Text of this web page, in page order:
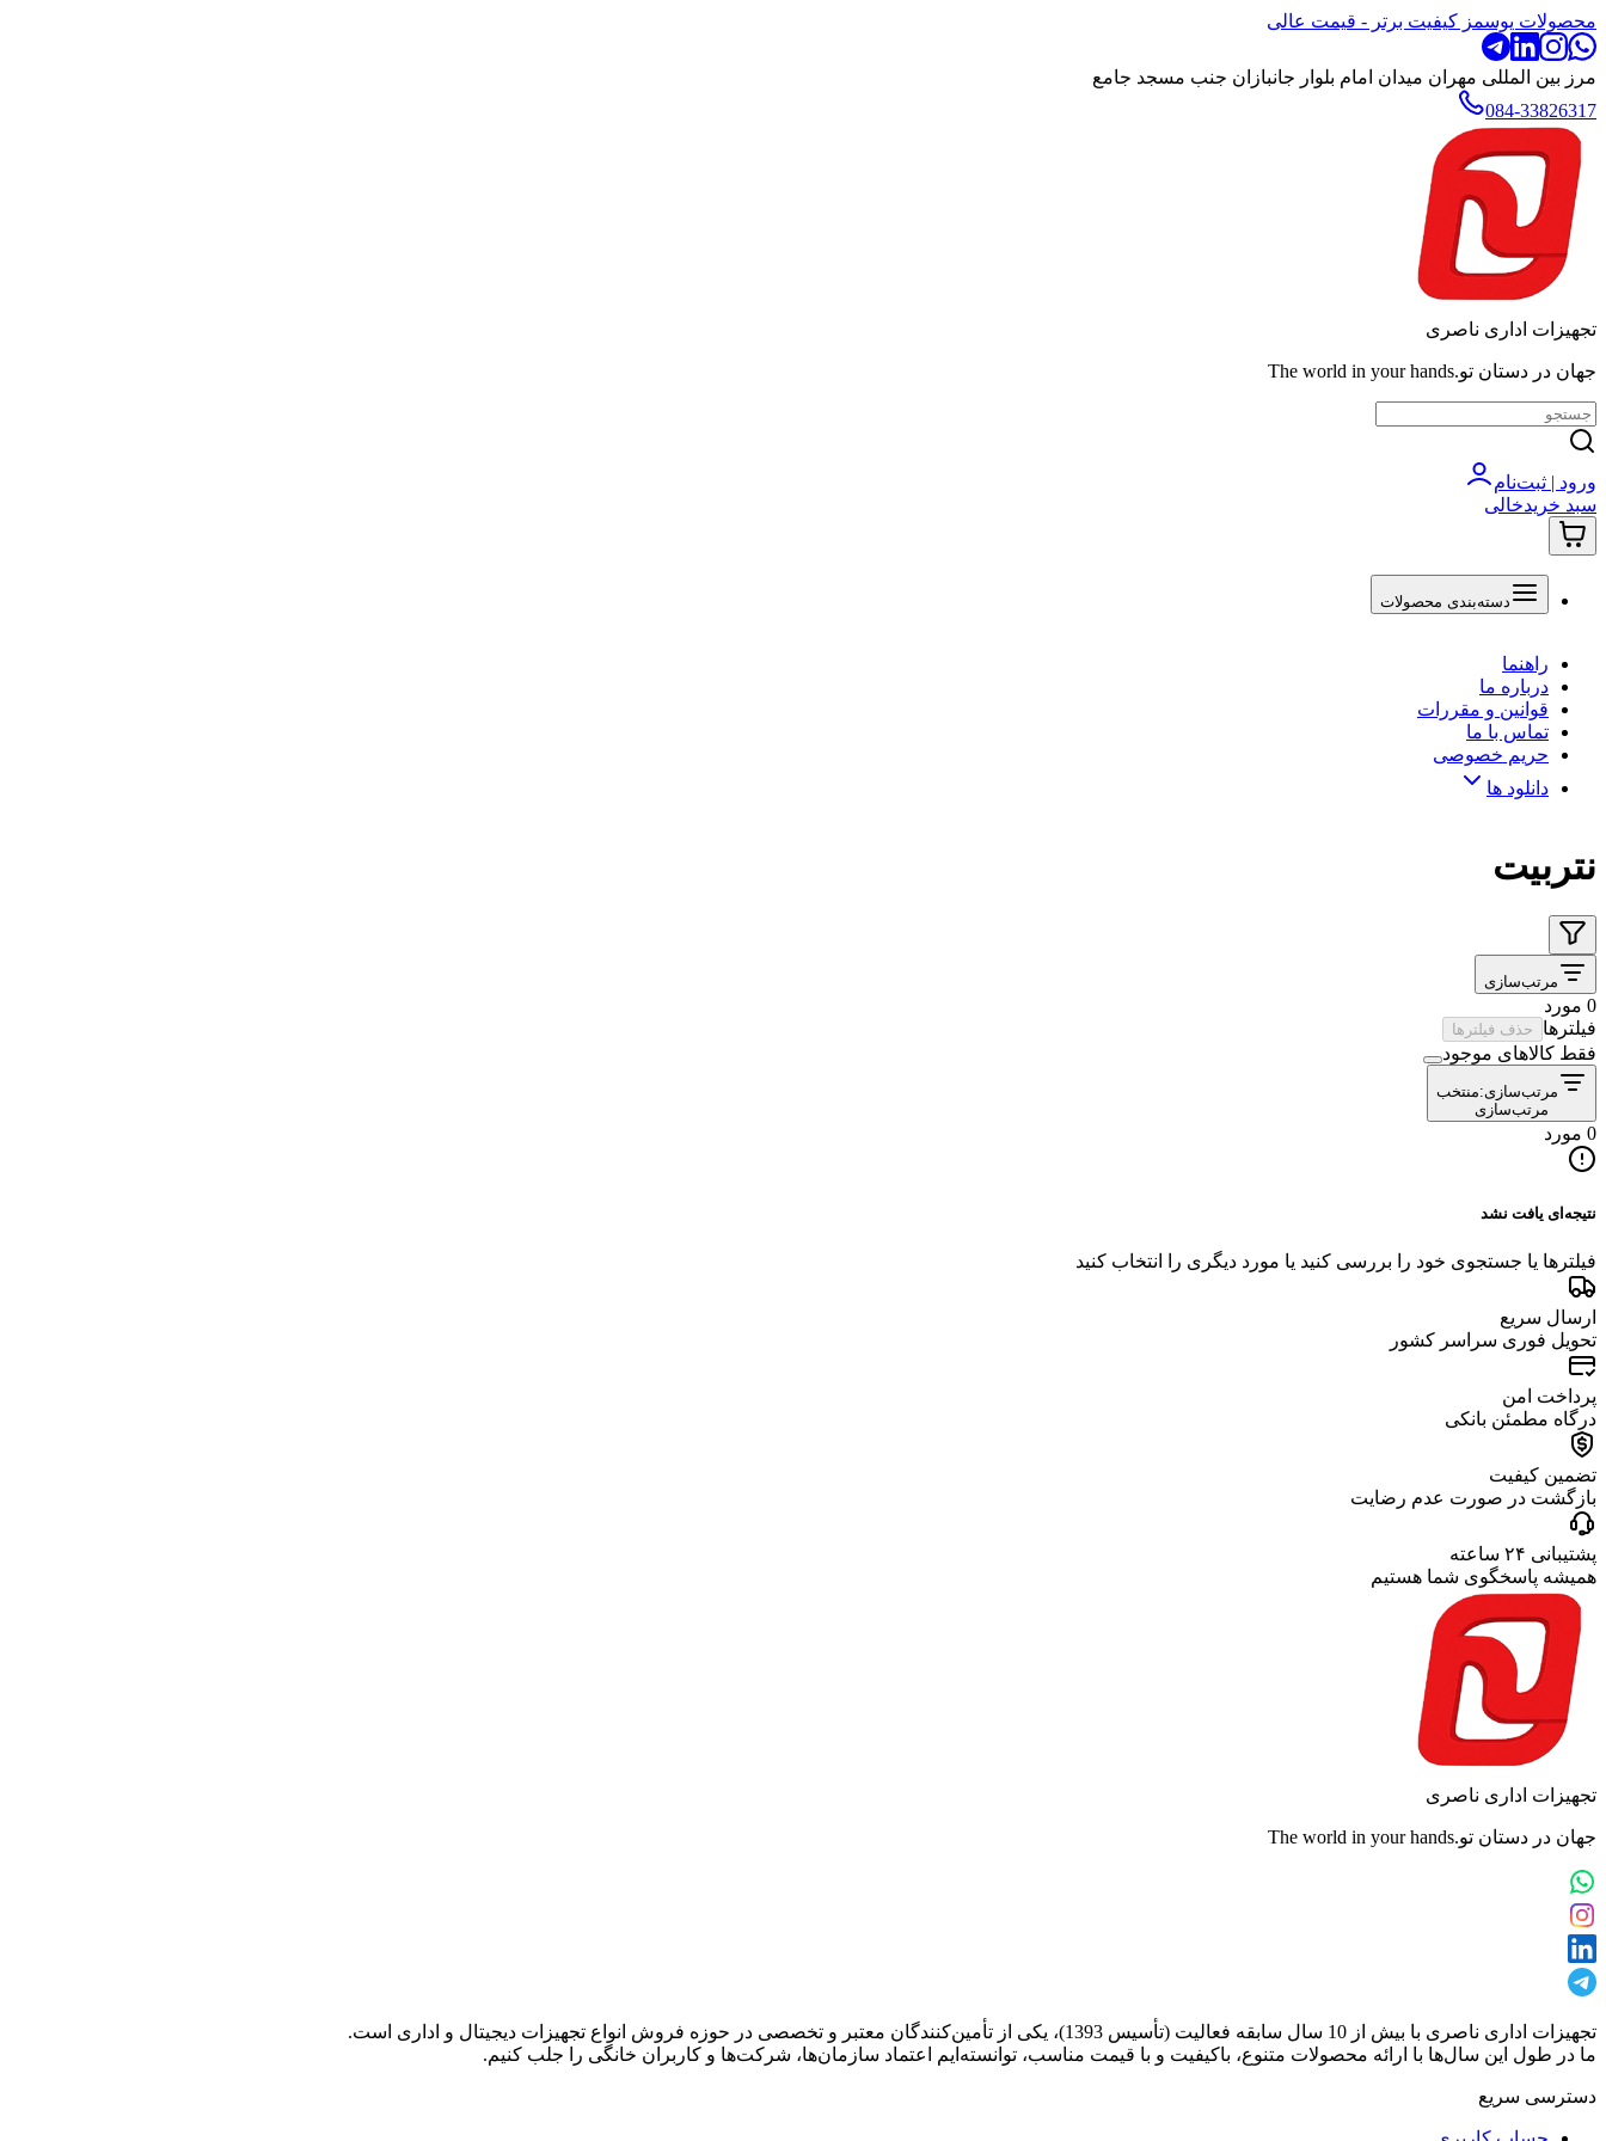
محصولات یوسمز کیفیت برتر - قیمت عالی
مرز بین المللی مهران میدان امام بلوار جانبازان جنب مسجد جامع
084-33826317
تجهیزات اداری ناصری
جهان در دستان تو.The world in your hands
ورود | ثبت‌نام
سبد خریدخالی
دسته‌بندی محصولات
راهنما
درباره ما
قوانین و مقررات
تماس با ما
حریم خصوصی
دانلود ها
نتربیت
مرتب‌سازی
0 مورد
فیلترها
حذف فیلترها
فقط کالاهای موجود
مرتب‌سازی:منتخب
مرتب‌سازی
0 مورد
نتیجه‌ای یافت نشد
فیلترها یا جستجوی خود را بررسی کنید یا مورد دیگری را انتخاب کنید
ارسال سریع
تحویل فوری سراسر کشور
پرداخت امن
درگاه مطمئن بانکی
تضمین کیفیت
بازگشت در صورت عدم رضایت
پشتیبانی ۲۴ ساعته
همیشه پاسخگوی شما هستیم
تجهیزات اداری ناصری
جهان در دستان تو.The world in your hands
تجهیزات اداری ناصری با بیش از 10 سال سابقه فعالیت (تأسیس 1393)، یکی از تأمین‌کنندگان معتبر و تخصصی در حوزه فروش انواع تجهیزات دیجیتال و اداری است.
ما در طول این سال‌ها با ارائه محصولات متنوع، باکیفیت و با قیمت مناسب، توانسته‌ایم اعتماد سازمان‌ها، شرکت‌ها و کاربران خانگی را جلب کنیم.
دسترسی سریع